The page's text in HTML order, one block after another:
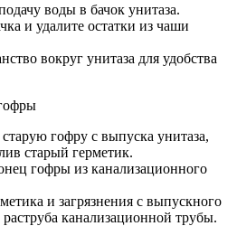
воды в бачок унитаза.
и удалите остатки из чаши
вокруг унитаза для удобства
гофру с выпуска унитаза,
старый герметик.
гофры из канализационного
и загрязнения с выпускного
раструба канализационной трубы.